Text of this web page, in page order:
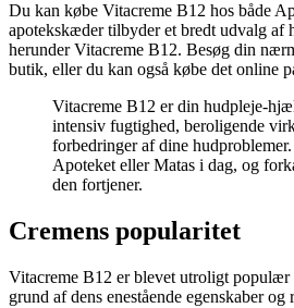
Du kan købe Vitacreme B12 hos både
apotekskæder tilbyder et bredt udvalg af
herunder Vitacreme B12. Besøg din
butik, eller du kan også købe det online
Vitacreme B12 er din hudpleje-
intensiv fugtighed, beroligende
forbedringer af dine
Apoteket eller Matas i dag, og
den fortjener.
Cremens popularitet
Vitacreme B12 er blevet utroligt populær
grund af dens enestående egenskaber